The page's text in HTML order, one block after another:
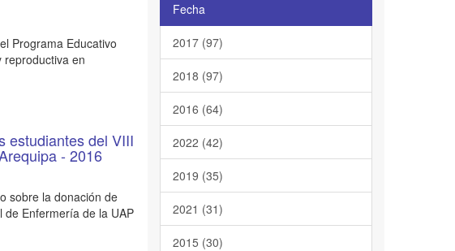
Programa Educativo
reproductiva en
estudiantes del VIII
- 2016
sobre la donación de
de Enfermería de la UAP
Fecha
2017 (97)
2018 (97)
2016 (64)
2022 (42)
2019 (35)
2021 (31)
2015 (30)